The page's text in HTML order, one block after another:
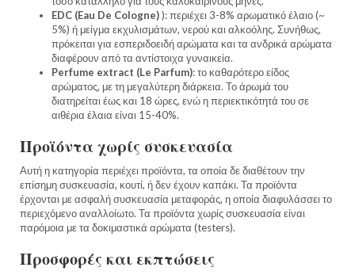
EDC (Eau De Cologne)): περιέχει 3-8% αρωματικό έλαιο (~
5%) ή μείγμα εκχυλισμάτων, νερού και αλκοόλης. Συνήθως,
πρόκειται για εσπεριδοειδή αρώματα και τα ανδρικά αρώματα
διαφέρουν από τα αντίστοιχα γυναικεία.
Perfume extract (Le Parfum): το καθαρότερο είδος
αρώματος, με τη μεγαλύτερη διάρκεια. Το άρωμά του
διατηρείται έως και 18 ώρες, ενώ η περιεκτικότητά του σε
αιθέρια έλαια είναι 15-40%.
Προϊόντα χωρίς συσκευασία
Αυτή η κατηγορία περιέχει προϊόντα, τα οποία δε διαθέτουν την
επίσημη συσκευασία, κουτί, ή δεν έχουν καπάκι. Τα προϊόντα
έρχονται με ασφαλή συσκευασία μεταφοράς, η οποία διαφυλάσσει το
περιεχόμενο αναλλοίωτο. Τα προϊόντα χωρίς συσκευασία είναι
παρόμοια με τα δοκιμαστικά αρώματα (testers).
Προσφορές και εκπτώσεις